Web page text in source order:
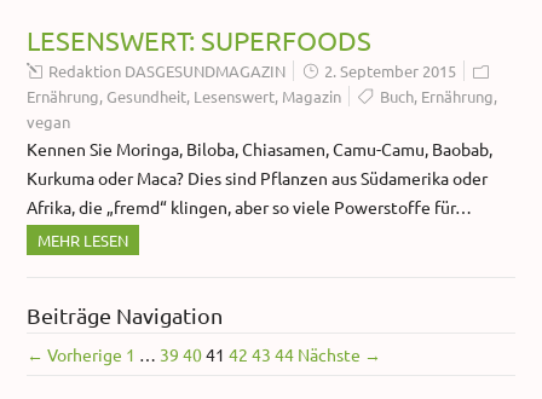
LESENSWERT: SUPERFOODS
Redaktion DASGESUNDMAGAZIN
2. September 2015
Ernährung,Gesundheit, Lesenswert, Magazin Buch, Ernährung,
vegan
Kennen Sie Moringa, Biloba, Chiasamen, Camu-Camu, Baobab,
Kurkuma oder Maca? Dies sind Pflanzen aus Südamerika oder
Afrika, die „fremd“ klingen, aber so viele Powerstoffe für…
MEHR LESEN
Beiträge Navigation
← Vorherige 1 … 39 4041 42 43 44 Nächste →